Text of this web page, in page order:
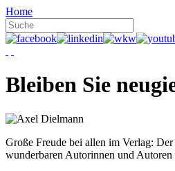
Home
Bleiben Sie
Große Freude bei allen im Verlag:
wunderbaren Autorinnen und